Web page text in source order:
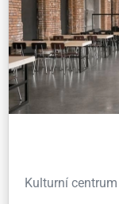
Kulturní centrum